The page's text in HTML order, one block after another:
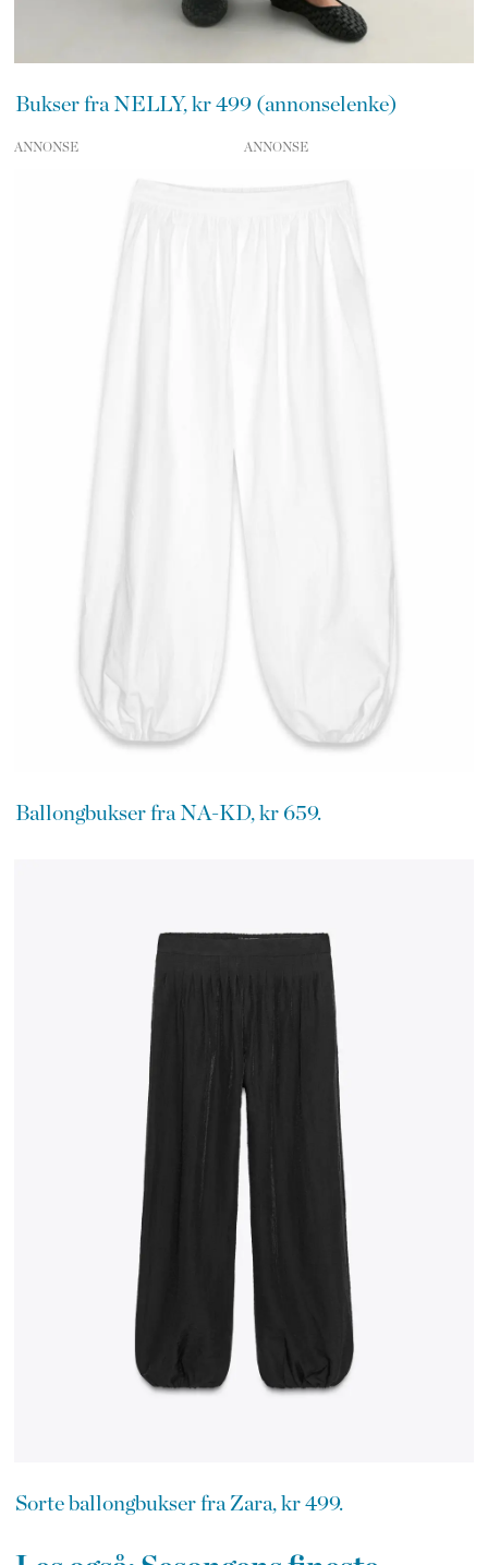
Bukser fra NELLY, kr 499 (annonselenke)
ANNONSE
Ballongbukser fra NA-KD, kr 659.
Sorte ballongbukser fra Zara, kr 499.